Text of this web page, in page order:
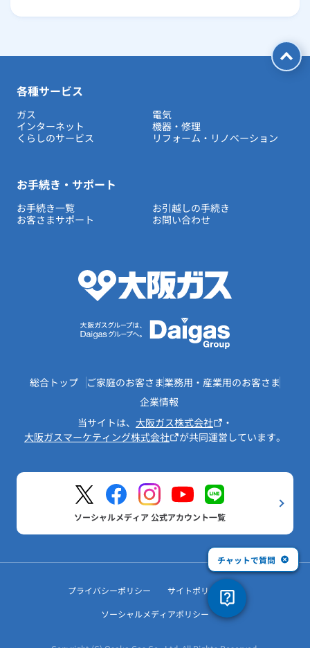
各種サービス
ガス
電気
インターネット
機器・修理
くらしのサービス
リフォーム・リノベーション
お手続き・サポート
お手続き一覧
お引越しの手続き
お客さまサポート
お問い合わせ
総合トップ ご家庭のお客さま業務用・産業用のお客さま
企業情報
当サイトは、 大阪ガス株式会社
・
大阪ガスマーケティング株式会社
が共同運営しています。
ソーシャルメディア 公式アカウント一覧
プライバシーポリシー
サイトポリシー
ソーシャルメディアポリシー
チャットで質問